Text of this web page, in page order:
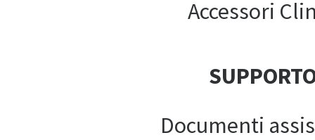
Accessori
Documenti